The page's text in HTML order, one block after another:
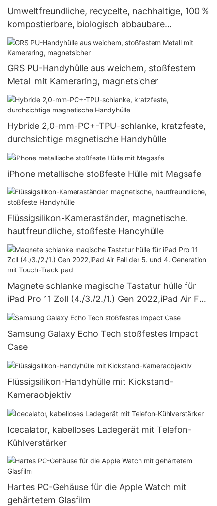
Umweltfreundliche, recycelte, nachhaltige, 100 %
kompostierbare, biologisch abbaubare
Handyhülle für iPhone-Hülle
GRS PU-Handyhülle aus weichem, stoßfestem
Metall mit Kameraring, magnetsicher
Hybride 2,0-mm-PC+-TPU-schlanke, kratzfeste,
durchsichtige magnetische Handyhülle
iPhone metallische stoßfeste Hülle mit Magsafe
Flüssigsilikon-Kameraständer, magnetische,
hautfreundliche, stoßfeste Handyhülle
Magnete schlanke magische Tastatur hülle für
iPad Pro 11 Zoll (4./3./2./1.) Gen 2022,iPad Air Fall
der 5. und 4. Generation mit Touch-Track pad
Samsung Galaxy Echo Tech stoßfestes Impact
Case
Flüssigsilikon-Handyhülle mit Kickstand-
Kameraobjektiv
Icecalator, kabelloses Ladegerät mit Telefon-
Kühlverstärker
Hartes PC-Gehäuse für die Apple Watch mit
gehärtetem Glasfilm